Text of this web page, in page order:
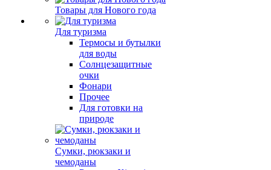
Товары для Нового года
Для туризма
Термосы и бутылки
для воды
Солнцезащитные
очки
Фонари
Прочее
Для готовки на
природе
Сумки, рюкзаки и
чемоданы